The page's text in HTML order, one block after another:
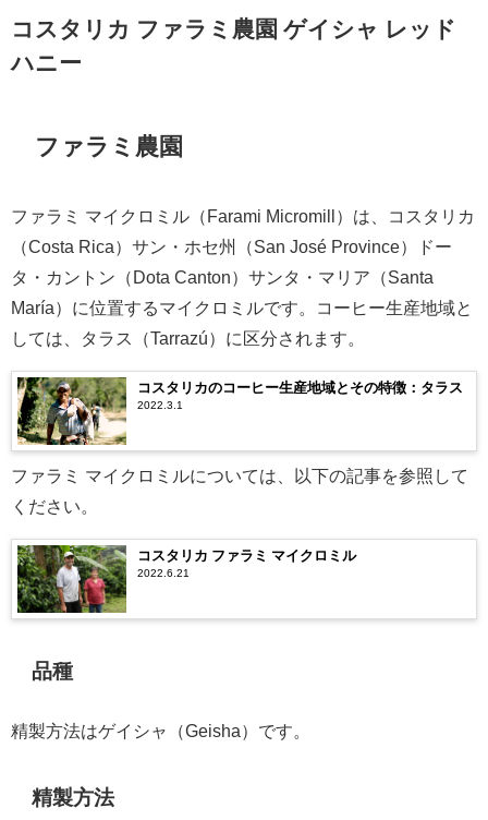
コスタリカ ファラミ農園 ゲイシャ レッド
ハニー
ファラミ農園
ファラミ マイクロミル（Farami Micromill）は、コスタリカ
（Costa Rica）サン・ホセ州（San José Province）ドー
タ・カントン（Dota Canton）サンタ・マリア（Santa
María）に位置するマイクロミルです。コーヒー生産地域と
しては、タラス（Tarrazú）に区分されます。
コスタリカのコーヒー生産地域とその特徴：タラス
2022.3.1
ファラミ マイクロミルについては、以下の記事を参照して
ください。
コスタリカ ファラミ マイクロミル
2022.6.21
品種
精製方法はゲイシャ（Geisha）です。
精製方法